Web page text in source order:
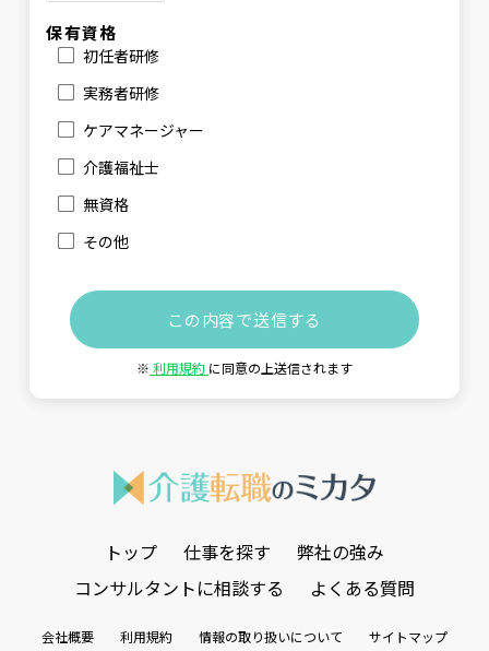
保有資格
初任者研修
実務者研修
ケアマネージャー
介護福祉士
無資格
その他
※ 利用規約 に同意の上送信されます
トップ 仕事を探す
弊社の強み
コンサルタントに相談する
よくある質問
会社概要 利用規約 情報の取り扱いについて サイトマップ